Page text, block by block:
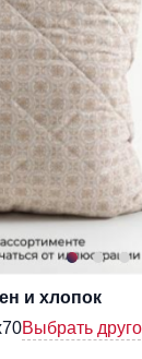
и хлопок
Выбрать